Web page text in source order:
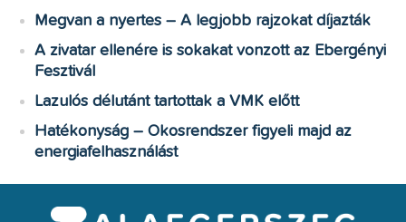
Megvan a nyertes – A legjobb rajzokat díjazták
A zivatar ellenére is sokakat vonzott az Ebergényi
Fesztivál
Lazulós délutánt tartottak a VMK előtt
Hatékonyság – Okosrendszer figyeli majd az
energiafelhasználást